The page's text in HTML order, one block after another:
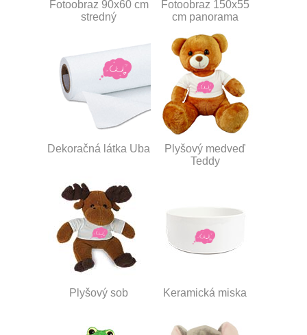
Fotoobraz 90x60 cm
stredný
Fotoobraz 150x55
cm panorama
Dekoračná látka Uba
Plyšový medveď
Teddy
Plyšový sob Keramická miska